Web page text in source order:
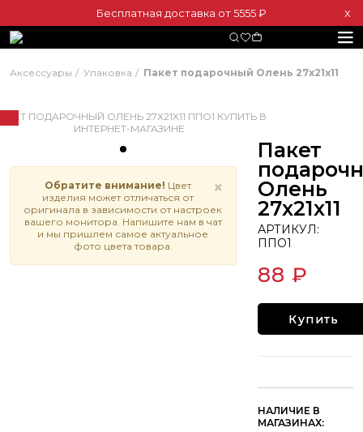
Бесплатная доставка от 5555 ₽ Х
Аксессуары Упаковка Пакет подарочный Олень 27х21х11
×
Обратите внимание! Цвет
изделия может отличаться от
оригинала в зависимости от настроек
вашего монитора. Напишите нам в чат
и мы пришлем самое актуальное
фото цвета товара.
Пакет
Олень
27х21х11
АРТИКУЛ:
ППО1
88 ₽
Купить
НАЛИЧИЕ В
МАГАЗИНАХ: